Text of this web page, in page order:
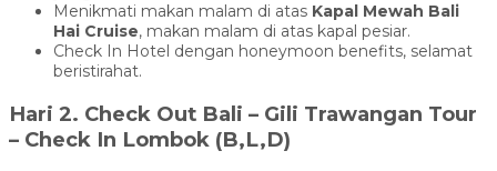
Menikmati makan malam di atas Kapal Mewah Bali
Hai Cruise, makan malam di atas kapal pesiar.
Check In Hotel dengan honeymoon benefits, selamat
beristirahat.
Hari 2. Check Out Bali – Gili Trawangan Tour
– Check In Lombok (B,L,D)